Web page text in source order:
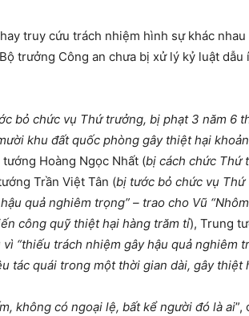
truy cứu trách nhiệm hình sự khác
trưởng Công an chưa bị xử lý kỷ luật
bỏ chức vụ Thứ trưởng, bị phạt 3 năm 6
khu đất quốc phòng gây thiệt hại
Hoàng Ngọc Nhất (bị cách chức Thứ
Trần Việt Tân (bị tước bỏ chức vụ
quả nghiêm trọng” – trao cho Vũ
công quỹ thiệt hại hàng trăm tỉ), Trung
“thiếu trách nhiệm gây hậu quả nghiêm
tác quái trong một thời gian dài, gây thiệt
không có ngoại lệ, bất kể người đó là ai”,